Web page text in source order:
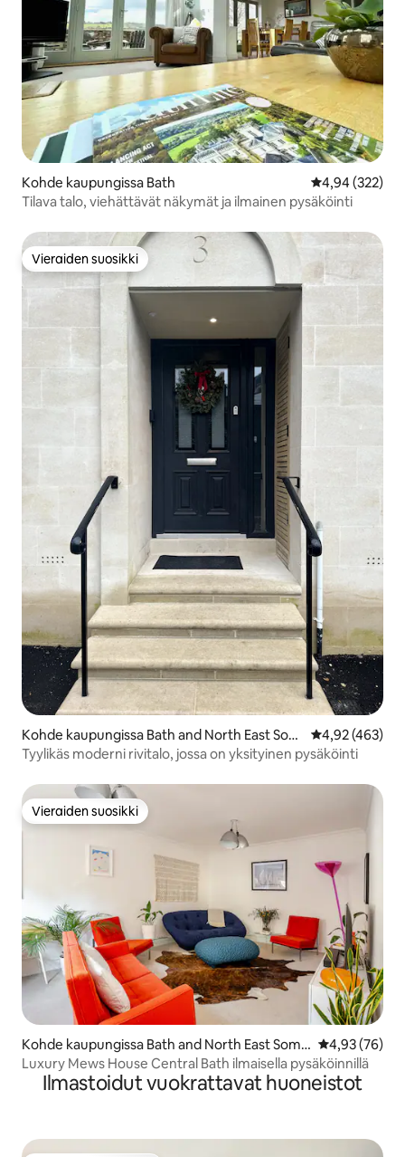
Kohde kaupungissa Bath
4,94 (322)
Tilava talo, viehättävät näkymät ja ilmainen pysäköinti
Vieraiden suosikki
Vieraiden suosikki
Kohde kaupungissa Bath and North East Som
erset
4,92 (463)
Tyylikäs moderni rivitalo, jossa on yksityinen pysäköinti
Vieraiden suosikki
Vieraiden suosikki
Kohde kaupungissa Bath and North East Some
rset
4,93 (76)
Luxury Mews House Central Bath ilmaisella pysäköinnillä
Ilmastoidut vuokrattavat huoneistot